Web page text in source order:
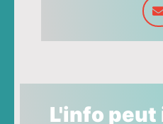
L'info